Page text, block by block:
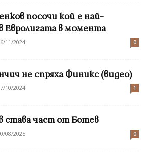
посочи кой е най-
Евролигата в момента
11/2024 0
не спряха Финикс (видео)
10/2024 1
става част от Ботев
08/2025 0